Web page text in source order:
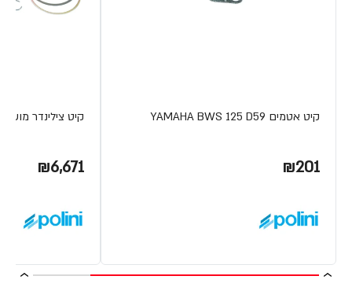
קיט אטמים YAMAHA BWS 125 D59
₪201
קיט צילינדר מוש.
₪6,671